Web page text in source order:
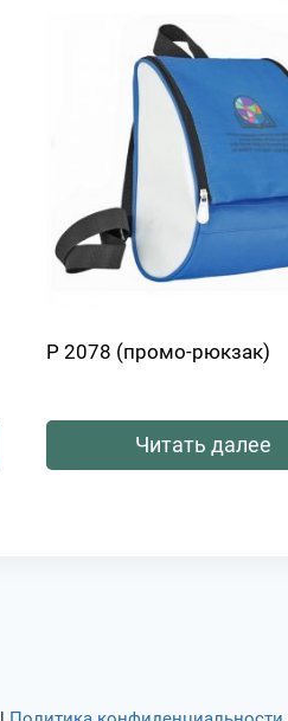
Р 2078 (промо-рюкзак)
Читать далее